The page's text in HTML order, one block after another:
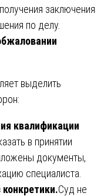
заключения
по делу.
выделить
квалификации
в принятии
документы,
специалиста.
Суд не